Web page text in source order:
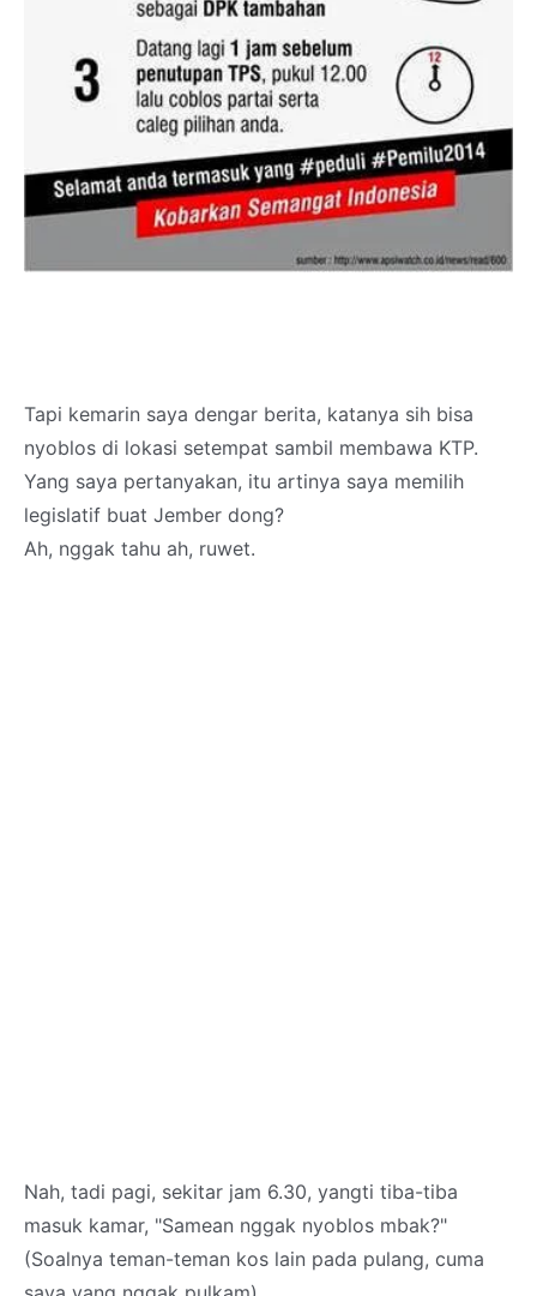
Tapi kemarin saya dengar berita, katanya sih bisa
nyoblos di lokasi setempat sambil membawa KTP.
Yang saya pertanyakan, itu artinya saya memilih
legislatif buat Jember dong?
Ah, nggak tahu ah, ruwet.
Nah, tadi pagi, sekitar jam 6.30, yangti tiba-tiba
masuk kamar, "Samean nggak nyoblos mbak?"
(Soalnya teman-teman kos lain pada pulang, cuma